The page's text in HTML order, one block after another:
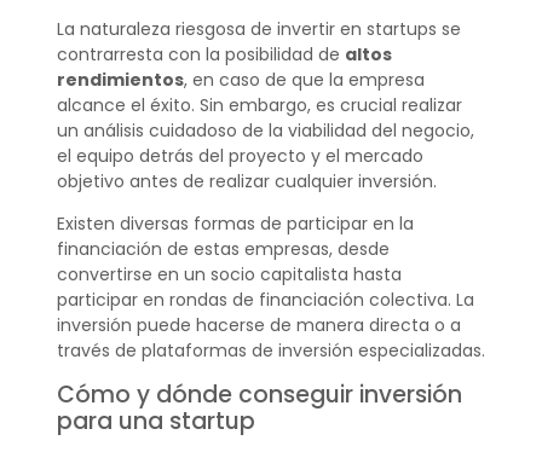
La naturaleza riesgosa de invertir en startups se
contrarresta con la posibilidad de altos
rendimientos, en caso de que la empresa
alcance el éxito. Sin embargo, es crucial realizar
un análisis cuidadoso de la viabilidad del negocio,
el equipo detrás del proyecto y el mercado
objetivo antes de realizar cualquier inversión.
Existen diversas formas de participar en la
financiación de estas empresas, desde
convertirse en un socio capitalista hasta
participar en rondas de financiación colectiva. La
inversión puede hacerse de manera directa o a
través de plataformas de inversión especializadas.
Cómo y dónde conseguir inversión
para una startup